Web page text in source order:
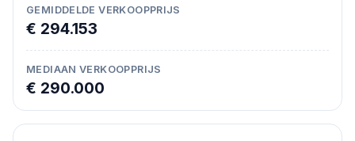
GEMIDDELDE VERKOOPPRIJS
€ 294.153
MEDIAAN VERKOOPPRIJS
€ 290.000